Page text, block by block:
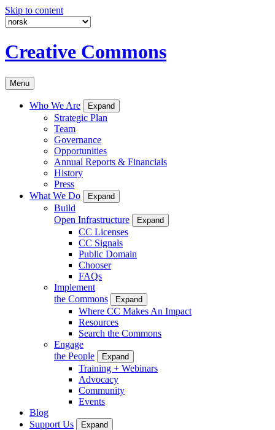
Skip to content
Creative Commons
Menu
Who We Are Expand
Strategic Plan
Team
Governance
Opportunities
Annual Reports & Financials
History
Press
What We Do
Expand
Build
Open Infrastructure
Expand
CC Licenses
CC Signals
Public Domain
Chooser
FAQs
Implement
the Commons
Expand
Where CC Makes An Impact
Resources
Search the Commons
Engage
the People
Expand
Training + Webinars
Advocacy
Community
Events
Blog
Support Us
Expand